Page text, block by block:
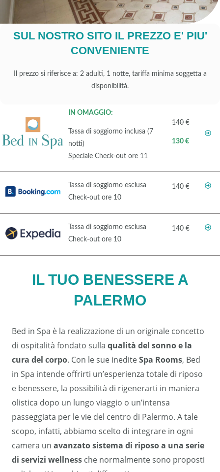
SUL NOSTRO SITO IL PREZZO E' PIU'
CONVENIENTE
Il prezzo si riferisce a: 2 adulti, 1 notte, tariffa minima soggetta a
disponibilità.
IN OMAGGIO:
Tassa di soggiorno inclusa (7
notti)
Speciale Check-out ore 11
140€
130 €
Tassa di soggiorno esclusa
Check-out ore 10
140 €
Tassa di soggiorno esclusa
Check-out ore 10
140 €
IL TUO BENESSERE A
PALERMO​
Bed in Spa è la realizzazione di un originale concetto
di ospitalità fondato sulla qualità del sonno e la
cura del corpo. Con le sue inediteSpa Rooms, Bed
in Spa intende offrirti un’esperienza totale di riposo
e benessere, la possibilità di rigenerarti in maniera
olistica dopo un lungo viaggio o un’intensa
passeggiata per le vie del centro di Palermo. A tale
scopo, infatti, abbiamo scelto di integrare in ogni
camera un avanzato sistema di riposo a una serie
di servizi wellness che normalmente sono proposti